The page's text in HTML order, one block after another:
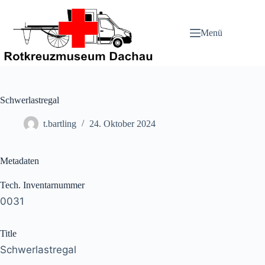
springen
Menü
Schwerlastregal
t.bartling 24. Oktober 2024
Metadaten
Tech. Inventarnummer
0031
Title
Schwerlastregal